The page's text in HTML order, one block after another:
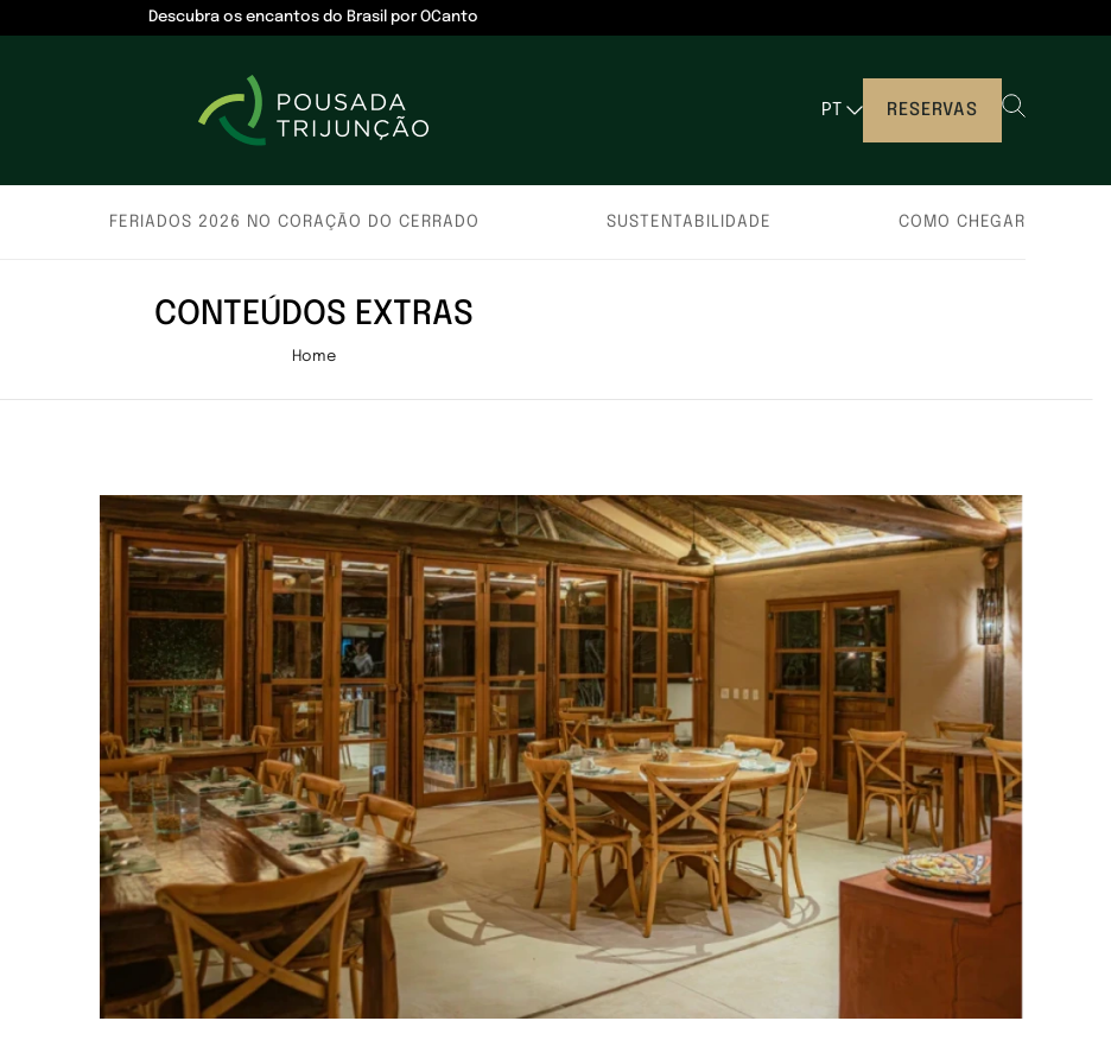
Descubra os encantos do Brasil por OCanto
PT RESERVAS
FERIADOS 2026 NO CORAÇÃO DO CERRADO SUSTENTABILIDADE COMO CHEGAR
CONTEÚDOS EXTRAS
Home